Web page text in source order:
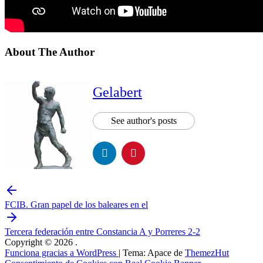
About The Author
Gelabert
See author's posts
FCIB. Gran papel de los baleares en el
Tercera federación entre Constancia A y Porreres 2-2
Copyright © 2026 .
Funciona gracias a WordPress | Tema: Apace de ThemezHut